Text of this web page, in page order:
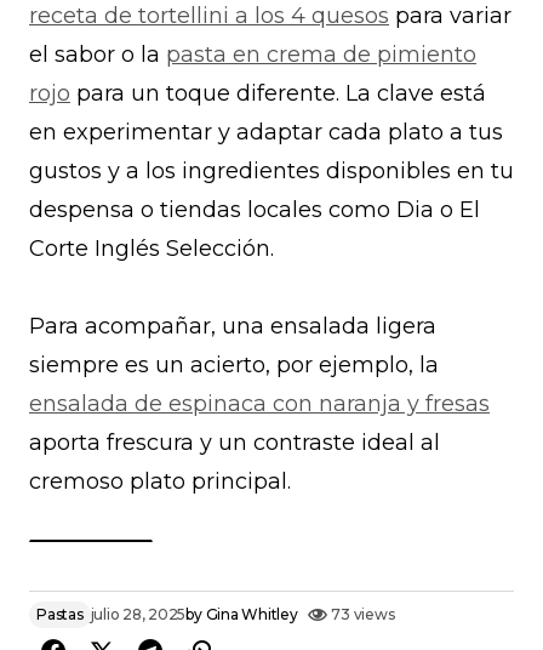
receta de tortellini a los 4 quesos para variar
el sabor o la pasta en crema de pimiento
rojo para un toque diferente. La clave está
en experimentar y adaptar cada plato a tus
gustos y a los ingredientes disponibles en tu
despensa o tiendas locales como Dia o El
Corte Inglés Selección.
Para acompañar, una ensalada ligera
siempre es un acierto, por ejemplo, la
ensalada de espinaca con naranja y fresas
aporta frescura y un contraste ideal al
cremoso plato principal.
Pastas julio 28, 2025by Gina Whitley 73 views